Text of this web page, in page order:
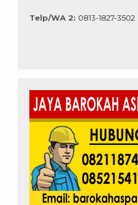
Telp/WA 2: 0813-1827-3502